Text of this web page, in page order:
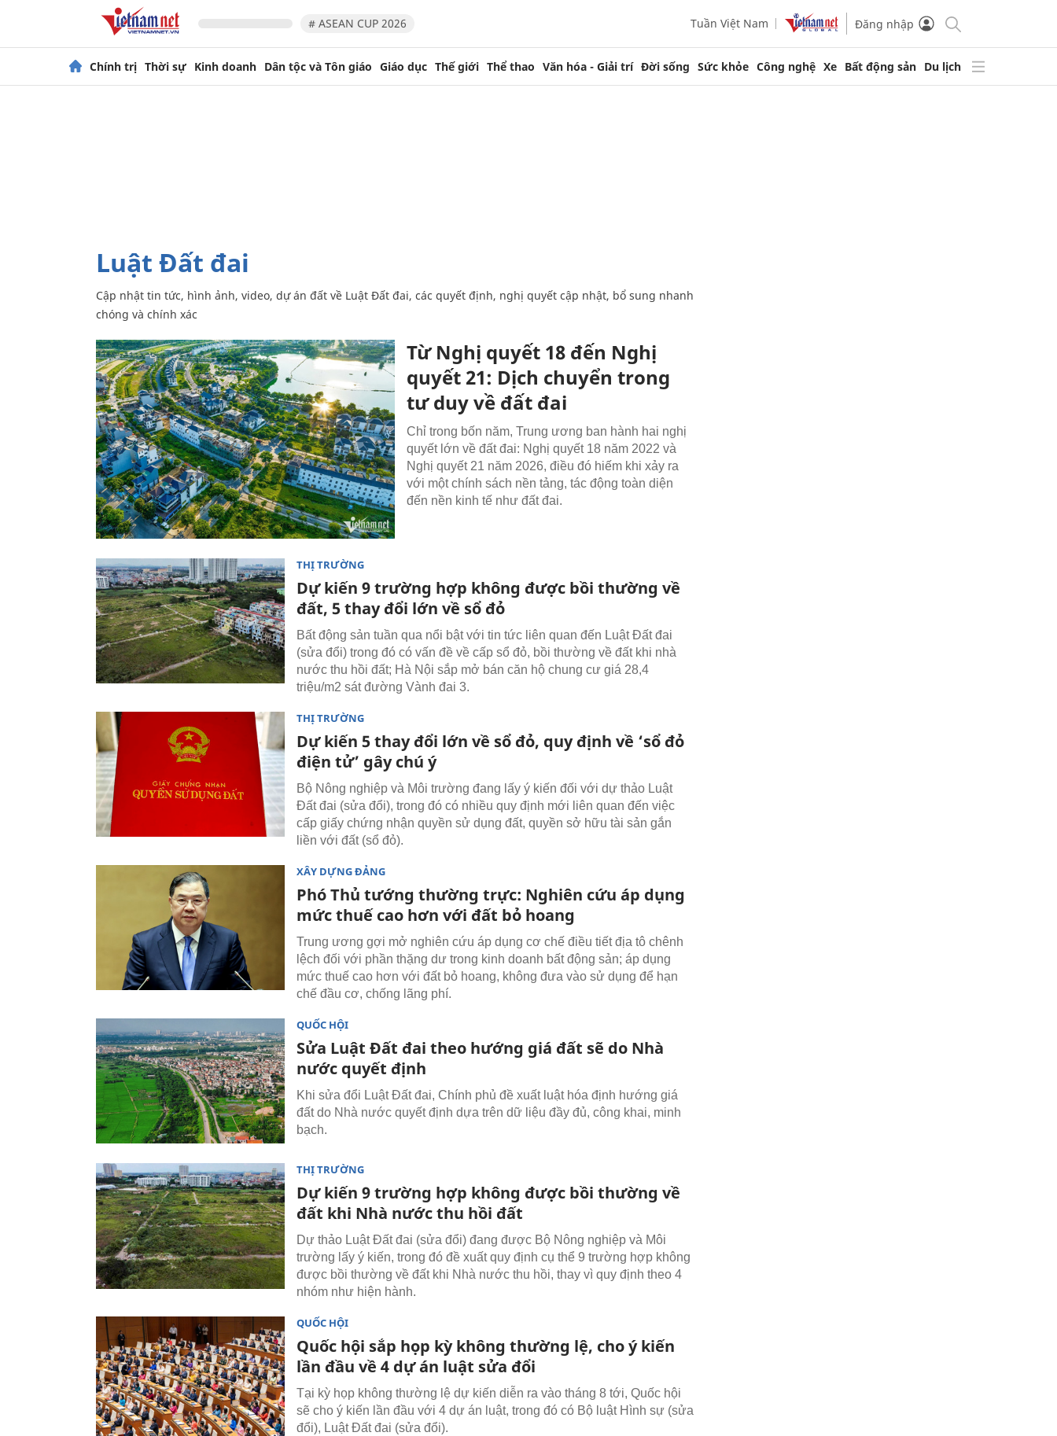
# ASEAN CUP 2026 Tuần Việt Nam Đăng nhập
Chính trị Thời sự Kinh doanh Dân tộc và Tôn giáo Giáo dục Thế giới Thể thao Văn hóa - Giải trí Đời sống Sức khỏe Công nghệ Xe Bất động sản Du lịch
Luật Đất đai
Cập nhật tin tức, hình ảnh, video, dự án đất về Luật Đất đai, các quyết định, nghị quyết cập nhật, bổ sung nhanh
chóng và chính xác
Từ Nghị quyết 18 đến Nghị
quyết 21: Dịch chuyển trong
tư duy về đất đai
Chỉ trong bốn năm, Trung ương ban hành hai nghị
quyết lớn về đất đai: Nghị quyết 18 năm 2022 và
Nghị quyết 21 năm 2026, điều đó hiếm khi xảy ra
với một chính sách nền tảng, tác động toàn diện
đến nền kinh tế như đất đai.
THỊ TRƯỜNG
Dự kiến 9 trường hợp không được bồi thường về
đất, 5 thay đổi lớn về sổ đỏ
Bất động sản tuần qua nổi bật với tin tức liên quan đến Luật Đất đai
(sửa đổi) trong đó có vấn đề về cấp sổ đỏ, bồi thường về đất khi nhà
nước thu hồi đất; Hà Nội sắp mở bán căn hộ chung cư giá 28,4
triệu/m2 sát đường Vành đai 3.
THỊ TRƯỜNG
Dự kiến 5 thay đổi lớn về sổ đỏ, quy định về ‘sổ đỏ
điện tử’ gây chú ý
Bộ Nông nghiệp và Môi trường đang lấy ý kiến đối với dự thảo Luật
Đất đai (sửa đổi), trong đó có nhiều quy định mới liên quan đến việc
cấp giấy chứng nhận quyền sử dụng đất, quyền sở hữu tài sản gắn
liền với đất (sổ đỏ).
XÂY DỰNG ĐẢNG
Phó Thủ tướng thường trực: Nghiên cứu áp dụng
mức thuế cao hơn với đất bỏ hoang
Trung ương gợi mở nghiên cứu áp dụng cơ chế điều tiết địa tô chênh
lệch đối với phần thặng dư trong kinh doanh bất động sản; áp dụng
mức thuế cao hơn với đất bỏ hoang, không đưa vào sử dụng để hạn
chế đầu cơ, chống lãng phí.
QUỐC HỘI
Sửa Luật Đất đai theo hướng giá đất sẽ do Nhà
nước quyết định
Khi sửa đổi Luật Đất đai, Chính phủ đề xuất luật hóa định hướng giá
đất do Nhà nước quyết định dựa trên dữ liệu đầy đủ, công khai, minh
bạch.
THỊ TRƯỜNG
Dự kiến 9 trường hợp không được bồi thường về
đất khi Nhà nước thu hồi đất
Dự thảo Luật Đất đai (sửa đổi) đang được Bộ Nông nghiệp và Môi
trường lấy ý kiến, trong đó đề xuất quy định cụ thể 9 trường hợp không
được bồi thường về đất khi Nhà nước thu hồi, thay vì quy định theo 4
nhóm như hiện hành.
QUỐC HỘI
Quốc hội sắp họp kỳ không thường lệ, cho ý kiến
lần đầu về 4 dự án luật sửa đổi
Tại kỳ họp không thường lệ dự kiến diễn ra vào tháng 8 tới, Quốc hội
sẽ cho ý kiến lần đầu với 4 dự án luật, trong đó có Bộ luật Hình sự (sửa
đổi), Luật Đất đai (sửa đổi).